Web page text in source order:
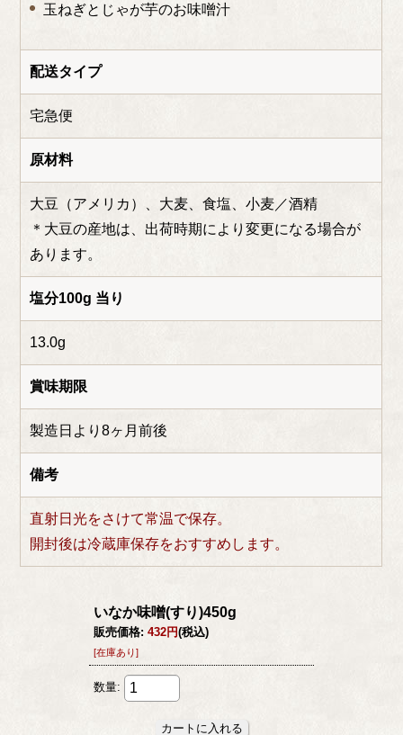
玉ねぎとじゃが芋のお味噌汁
配送タイプ
宅急便
原材料
大豆（アメリカ）、大麦、食塩、小麦／酒精
＊大豆の産地は、出荷時期により変更になる場合が
あります。
塩分100g 当り
13.0g
賞味期限
製造日より8ヶ月前後
備考
直射日光をさけて常温で保存。
開封後は冷蔵庫保存をおすすめします。